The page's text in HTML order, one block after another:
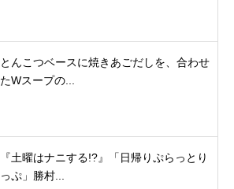
とんこつベースに焼きあごだしを、合わせ
たWスープの...
『土曜はナニする!?』「日帰りぷらっとり
っぷ」勝村...